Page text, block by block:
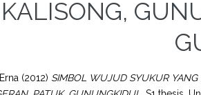
KALISONG,
(2012) SIMBOL WUJUD SYUKUR